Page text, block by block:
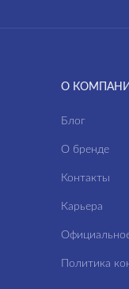
О
Блог
О бренде
Контакты
Карьера
Политика